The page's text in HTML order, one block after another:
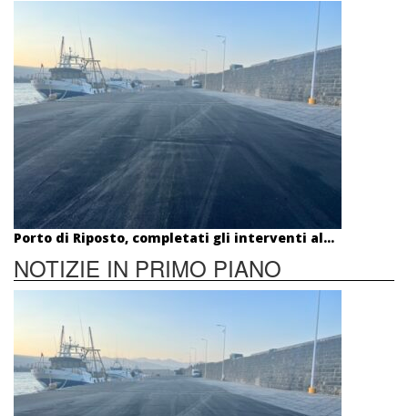
Porto di Riposto, completati gli interventi al...
NOTIZIE IN PRIMO PIANO